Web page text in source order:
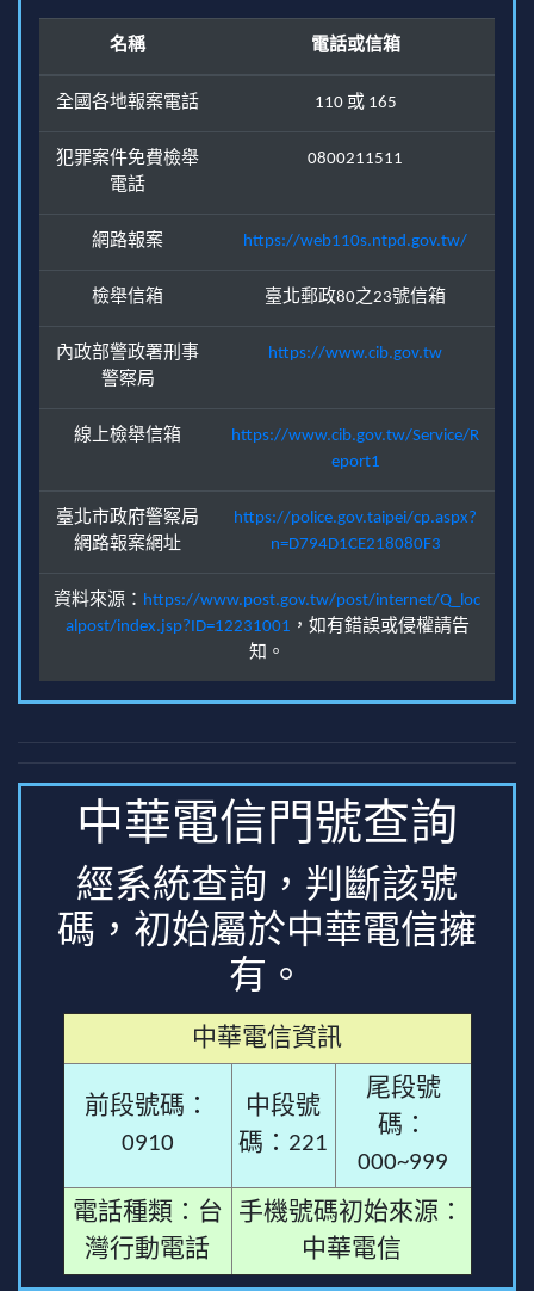
名稱 電話或信箱
全國各地報案電話 110 或 165
犯罪案件免費檢舉
電話
0800211511
網路報案 https://web110s.ntpd.gov.tw/
檢舉信箱 臺北郵政80之23號信箱
內政部警政署刑事
警察局
https://www.cib.gov.tw
線上檢舉信箱
https://www.cib.gov.tw/Service/R
eport1
臺北市政府警察局
網路報案網址
https://police.gov.taipei/cp.aspx?
n=D794D1CE218080F3
資料來源： https://www.post.gov.tw/post/internet/Q_loc
alpost/index.jsp?ID=12231001 ，如有錯誤或侵權請告
知。
中華電信門號查詢
經系統查詢，判斷該號
碼，初始屬於中華電信擁
有。
中華電信資訊
前段號碼：
0910
中段號
碼：221
尾段號
碼：
000~999
電話種類：台
灣行動電話
手機號碼初始來源：
中華電信